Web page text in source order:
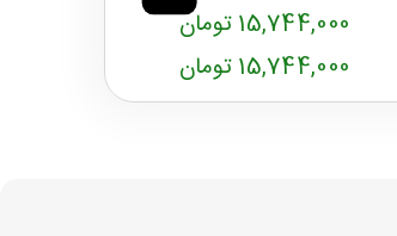
15,744,000 تومان
15,744,000 تومان